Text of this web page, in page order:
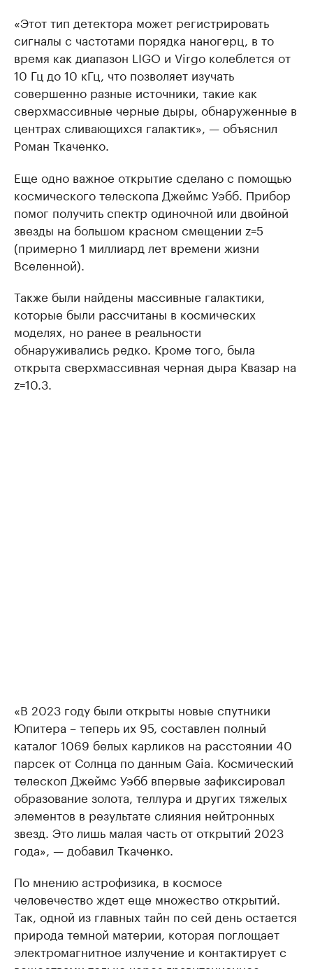
«Этот тип детектора может регистрировать
сигналы с частотами порядка наногерц, в то
время как диапазон LIGO и Virgo колеблется от
10 Гц до 10 кГц, что позволяет изучать
совершенно разные источники, такие как
сверхмассивные черные дыры, обнаруженные в
центрах сливающихся галактик», — объяснил
Роман Ткаченко.
Еще одно важное открытие сделано с помощью
космического телескопа Джеймс Уэбб. Прибор
помог получить спектр одиночной или двойной
звезды на большом красном смещении z=5
(примерно 1 миллиард лет времени жизни
Вселенной).
Также были найдены массивные галактики,
которые были рассчитаны в космических
моделях, но ранее в реальности
обнаруживались редко. Кроме того, была
открыта сверхмассивная черная дыра Квазар на
z=10.3.
«В 2023 году были открыты новые спутники
Юпитера – теперь их 95, составлен полный
каталог 1069 белых карликов на расстоянии 40
парсек от Солнца по данным Gaia. Космический
телескоп Джеймс Уэбб впервые зафиксировал
образование золота, теллура и других тяжелых
элементов в результате слияния нейтронных
звезд. Это лишь малая часть от открытий 2023
года», — добавил Ткаченко.
По мнению астрофизика, в космосе
человечество ждет еще множество открытий.
Так, одной из главных тайн по сей день остается
природа темной материи, которая поглощает
электромагнитное излучение и контактирует с